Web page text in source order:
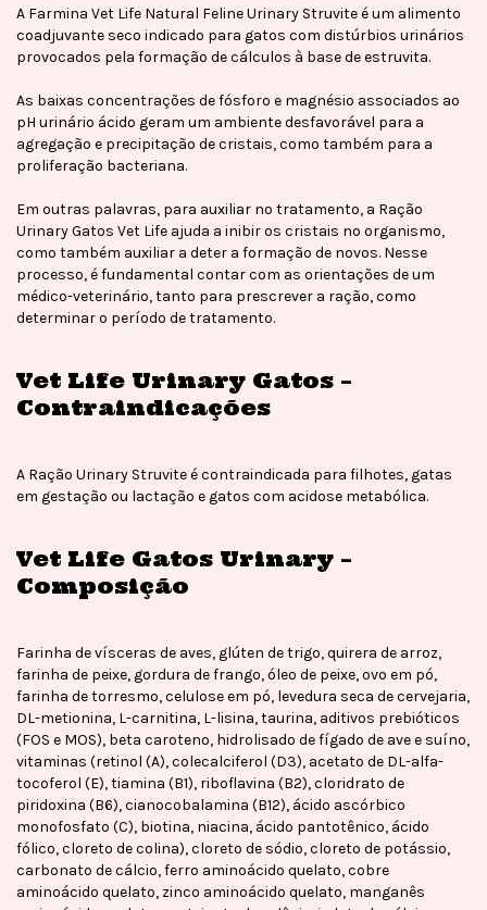
A Farmina Vet Life Natural Feline Urinary Struvite é um alimento
coadjuvante seco indicado para gatos com distúrbios urinários
provocados pela formação de cálculos à base de estruvita.
As baixas concentrações de fósforo e magnésio associados ao
pH urinário ácido geram um ambiente desfavorável para a
agregação e precipitação de cristais, como também para a
proliferação bacteriana.
Em outras palavras, para auxiliar no tratamento, a Ração
Urinary Gatos Vet Life ajuda a inibir os cristais no organismo,
como também auxiliar a deter a formação de novos. Nesse
processo, é fundamental contar com as orientações de um
médico-veterinário, tanto para prescrever a ração, como
determinar o período de tratamento.
Vet Life Urinary Gatos –
Contraindicações
A Ração Urinary Struvite é contraindicada para filhotes, gatas
em gestação ou lactação e gatos com acidose metabólica.
Vet Life Gatos Urinary –
Composição
Farinha de vísceras de aves, glúten de trigo, quirera de arroz,
farinha de peixe, gordura de frango, óleo de peixe, ovo em pó,
farinha de torresmo, celulose em pó, levedura seca de cervejaria,
DL-metionina, L-carnitina, L-lisina, taurina, aditivos prebióticos
(FOS e MOS), beta caroteno, hidrolisado de fígado de ave e suíno,
vitaminas (retinol (A), colecalciferol (D3), acetato de DL-alfa-
tocoferol (E), tiamina (B1), riboflavina (B2), cloridrato de
piridoxina (B6), cianocobalamina (B12), ácido ascórbico
monofosfato (C), biotina, niacina, ácido pantotênico, ácido
fólico, cloreto de colina), cloreto de sódio, cloreto de potássio,
carbonato de cálcio, ferro aminoácido quelato, cobre
aminoácido quelato, zinco aminoácido quelato, manganês